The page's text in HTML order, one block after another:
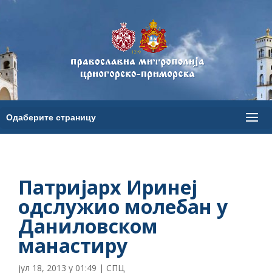
Патријарх Иринеј
одслужио молебан у
Даниловском
манастиру
јул 18, 2013 у 01:49 | СПЦ